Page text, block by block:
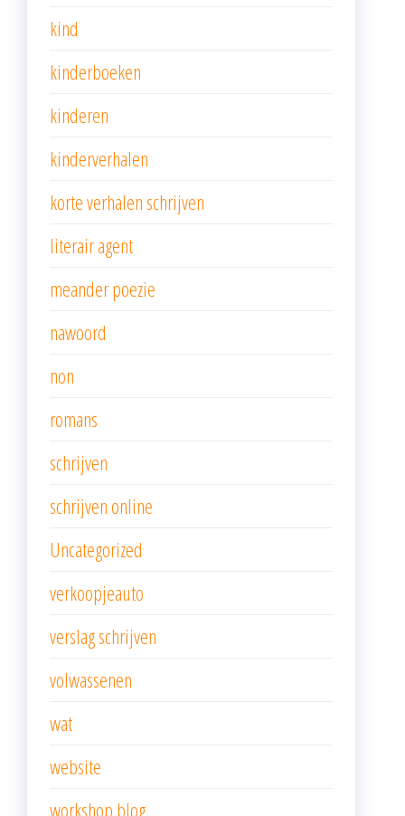
kind
kinderboeken
kinderen
kinderverhalen
korte verhalen schrijven
literair agent
meander poezie
nawoord
non
romans
schrijven
schrijven online
Uncategorized
verkoopjeauto
verslag schrijven
volwassenen
wat
website
workshop blog